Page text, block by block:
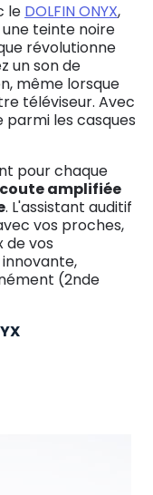
le DOLFIN ONYX,
une teinte noire
révolutionne
un son de
même lorsque
téléviseur. Avec
parmi les casques
pour chaque
amplifiée
. L'assistant auditif
vos proches,
de vos
(2nde